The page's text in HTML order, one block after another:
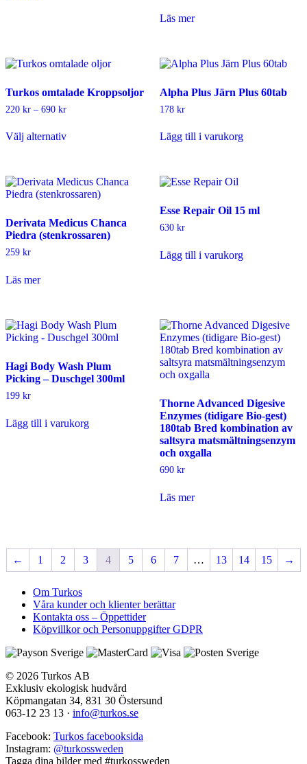
Läs mer
Turkos omtalade Kroppsoljor
220 kr – 690 krPrisintervall:
Välj alternativhär
varianter.
De
alternativen
kan
Alpha Plus Järn Plus 60tab
178 kr
Lägg till i varukorg
Derivata Medicus Chanca
Piedra (stenkrossaren)
259 kr
Läs mer
Esse Repair Oil 15 ml
630 kr
Lägg till i varukorg
Hagi Body Wash Plum
Picking – Duschgel 300ml
199 kr
Lägg till i varukorg
Thorne Advanced Digesive
Enzymes (tidigare Bio-gest)
180tab Bred kombination av
saltsyra matsmältningsenzym
och oxgalla
690 kr
Läs mer
← 1 2 3 4 5 6 7 … 13 14 15 →
Om Turkos
Våra kunder och klienter berättar
Kontakta oss – Öppettider
Köpvillkor och Personuppgifter GDPR
© 2026 Turkos AB
Exklusiv ekologisk hudvård
Köpmangatan 34, 831 30 Östersund
063-12 23 13 · info@turkos.se
Facebook: Turkos facebooksida
Instagram: @turkossweden
Tagga dina bilder med #turkossweden